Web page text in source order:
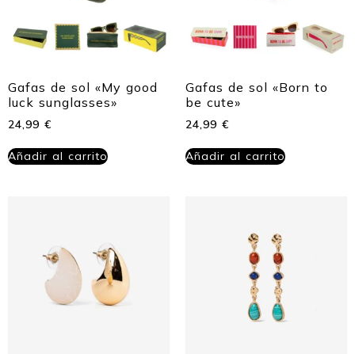
Gafas de sol «My good
luck sunglasses»
24,99 €
Añadir al carrito
Gafas de sol «Born to
be cute»
24,99 €
Añadir al carrito